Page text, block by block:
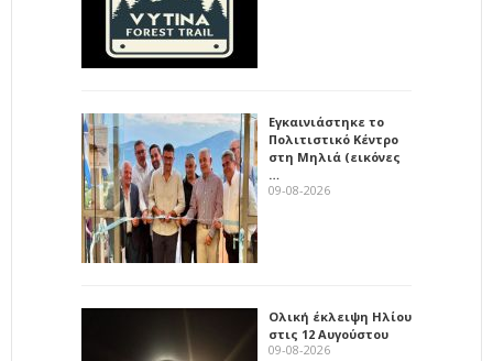
Εγκαινιάστηκε το
Πολιτιστικό Κέντρο
στη Μηλιά (εικόνες
…
09-08-2026
Ολική έκλειψη Ηλίου
στις 12 Αυγούστου
09-08-2026